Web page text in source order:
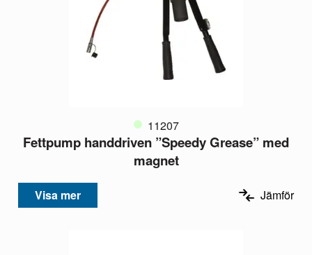
11207
Fettpump handdriven ”Speedy Grease” med
magnet
Visa mer Jämför